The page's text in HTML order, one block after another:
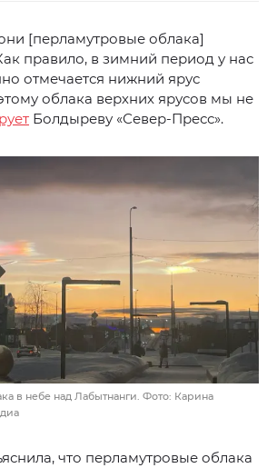
[перламутровые облака]
правило, в зимний период у нас
отмечается нижний ярус
облака верхних ярусов мы не
Болдыреву «Север-Пресс».
в небе над Лабытнанги. Фото: Карина
что перламутровые облака